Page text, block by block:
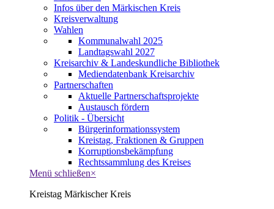
Infos über den Märkischen Kreis
Kreisverwaltung
Wahlen
Kommunalwahl 2025
Landtagswahl 2027
Kreisarchiv & Landeskundliche Bibliothek
Mediendatenbank Kreisarchiv
Partnerschaften
Aktuelle Partnerschaftsprojekte
Austausch fördern
Politik - Übersicht
Bürgerinformationssystem
Kreistag, Fraktionen & Gruppen
Korruptionsbekämpfung
Rechtssammlung des Kreises
Menü schließen×
Kreistag Märkischer Kreis